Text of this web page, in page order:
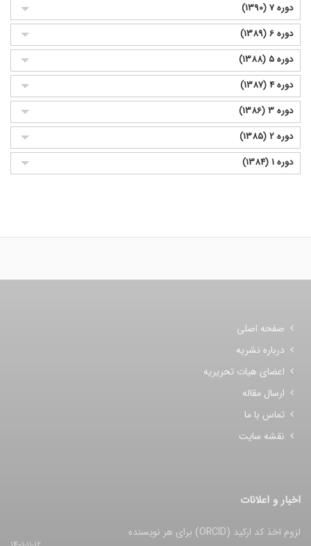
دوره 7 (1390)
دوره 6 (1389)
دوره 5 (1388)
دوره 4 (1387)
دوره 3 (1386)
دوره 2 (1385)
دوره 1 (1384)
صفحه اصلی
درباره نشریه
اعضای هیات تحریریه
ارسال مقاله
تماس با ما
نقشه سایت
اخبار و اعلانات
لزوم اخذ کد ارکید (ORCID) برای هر نویسنده